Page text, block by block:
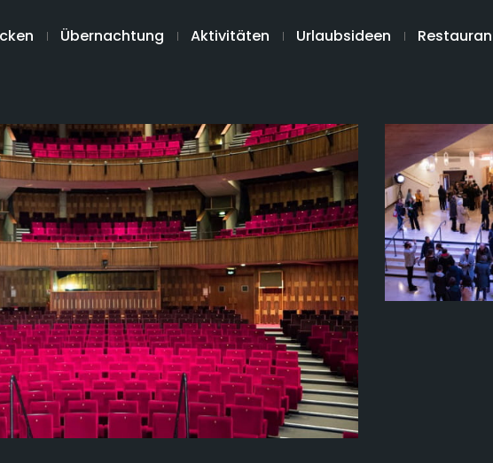
Übernachtung Aktivitäten Urlaubsideen